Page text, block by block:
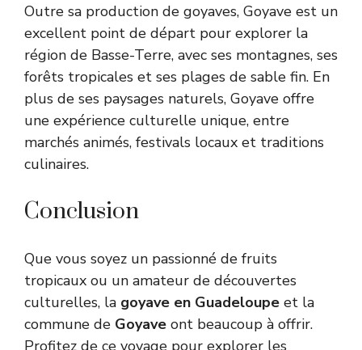
Outre sa production de goyaves, Goyave est un
excellent point de départ pour explorer la
région de Basse-Terre, avec ses montagnes, ses
forêts tropicales et ses plages de sable fin. En
plus de ses paysages naturels, Goyave offre
une expérience culturelle unique, entre
marchés animés, festivals locaux et traditions
culinaires.
Conclusion
Que vous soyez un passionné de fruits
tropicaux ou un amateur de découvertes
culturelles, la goyave en Guadeloupe et la
commune de Goyave ont beaucoup à offrir.
Profitez de ce voyage pour explorer les